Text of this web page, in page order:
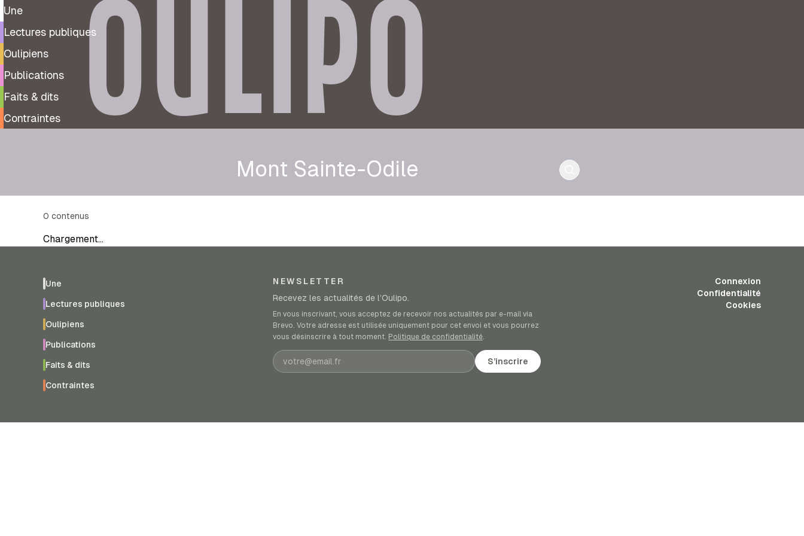
Une
Lectures publiques
Oulipiens
Publications
Faits & dits
Contraintes
OULIPO
Mont Sainte-Odile
0 contenus
Chargement…
Une
Lectures publiques
Oulipiens
Publications
Faits & dits
Contraintes
NEWSLETTER
Recevez les actualités de l’Oulipo.
En vous inscrivant, vous acceptez de recevoir nos actualités par e-mail via
Brevo. Votre adresse est utilisée uniquement pour cet envoi et vous pourrez
vous désinscrire à tout moment. Politique de confidentialité.
Adresse e-mail S’inscrire
Connexion
Confidentialité
Cookies